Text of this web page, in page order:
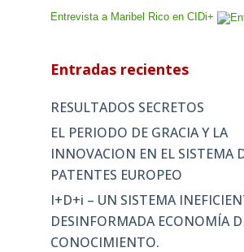
Entrevista a Maribel Rico en CIDi+
Entradas recientes
RESULTADOS SECRETOS
EL PERIODO DE GRACIA Y LA
INNOVACION EN EL SISTEMA
PATENTES EUROPEO
I+D+i – UN SISTEMA
DESINFORMADA ECONOMÍA
CONOCIMIENTO.